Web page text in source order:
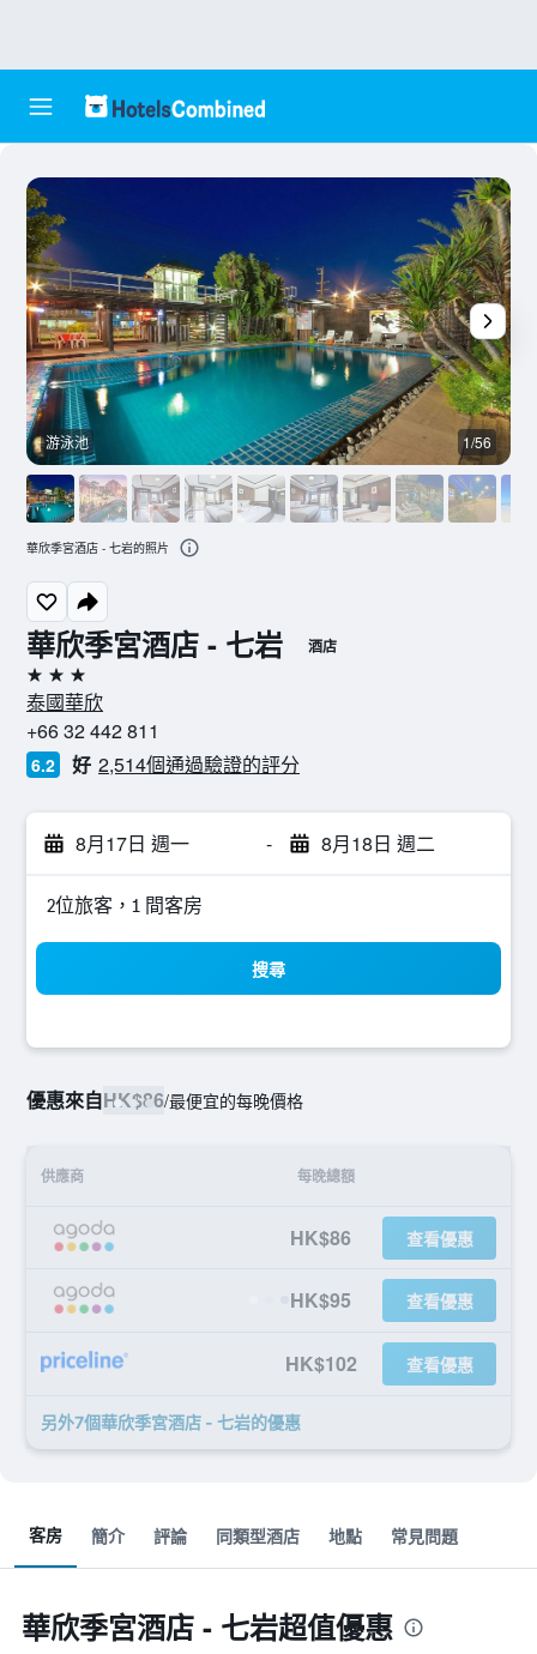
華欣季宮酒店 - 七岩 酒店
3星級
泰國華欣
+66 32 442 811
6.2 好 2,514個通過驗證的評分
8月17日 週一 - 8月18日 週二
2位旅客，1 間客房
搜尋
優惠來自HK$86/最便宜的每晚價格
供應商 每晚總額
HK$86 查看優惠
HK$95 查看優惠
HK$102 查看優惠
另外7個華欣季宮酒店 - 七岩​的優惠
游泳池 1/56
華欣季宮酒店 - 七岩的照片
客房 簡介 評論 同類型酒店 地點 常見問題
華欣季宮酒店 - 七岩超值優惠